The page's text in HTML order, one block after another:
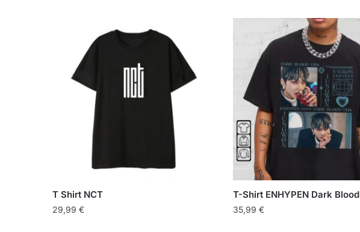
T Shirt NCT
29,99€
T-Shirt ENHYPEN Dark Blood
35,99 €